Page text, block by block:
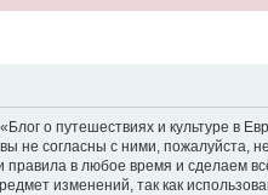
о путешествиях и культуре в
не согласны с ними, пожалуйста,
в любое время и сделаем
изменений, так как